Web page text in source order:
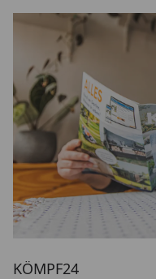
KÖMPF24